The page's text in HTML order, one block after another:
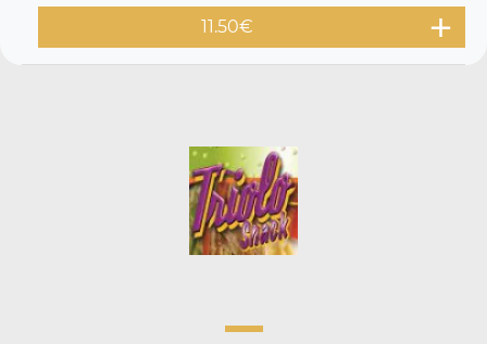
11.50€